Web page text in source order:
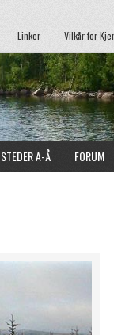
Linker Vilkår for
STEDER A-Å FORUM